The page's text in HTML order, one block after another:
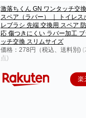
激落ちくん GN ワンタッチ交
スペア（ラバー） ｜ トイレス
レブラシ 先端 交換用 スペア
応 傷つきにくい ラバー加工
ッチ交換 スリムサイズ
価格：278円（税込、送料別)
点)
楽